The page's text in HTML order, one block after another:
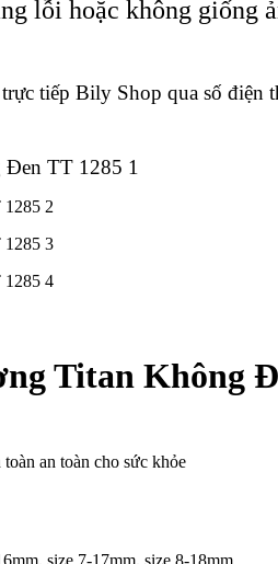
lỗi hoặc không giống
tiếp Bily Shop qua số điện
Titan Không
an toàn cho sức khỏe